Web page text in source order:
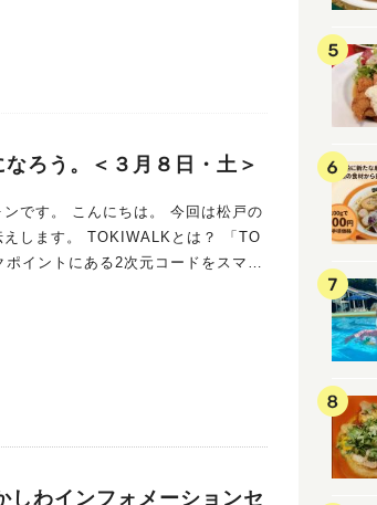
ろう。＜３月８日・土＞
んにちは。 今回は松戸の
します。 TOKIWALKとは？ 「TO
イントにある2次元コードをスマホ
）ほしいという意味が込められて
は下記の通り。 松戸市民の方で知ら
わインフォメーションセ